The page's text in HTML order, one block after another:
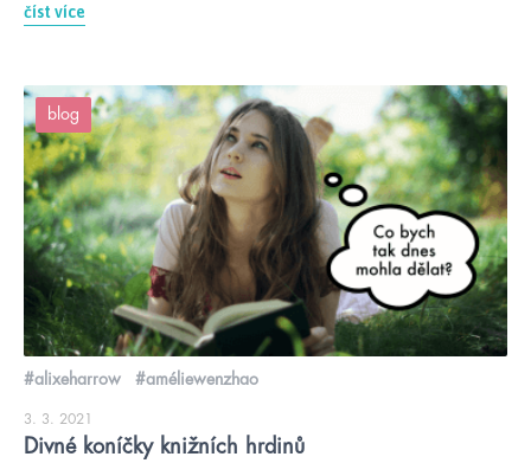
číst více
blog
#alixeharrow #améliewenzhao
3. 3. 2021
Divné koníčky knižních hrdinů